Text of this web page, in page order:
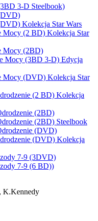
3-D Steelbook)
Kolekcja Star Wars
Mocy (2 BD) Kolekcja Star
Mocy (2BD)
Mocy (3BD 3-D) Edycja
Mocy (DVD) Kolekcja Star
(2 BD) Kolekcja
(2BD)
(2BD) Steelbook
(DVD)
(DVD) Kolekcja
7-9 (3DVD)
7-9 (6 BD))
K.Kennedy